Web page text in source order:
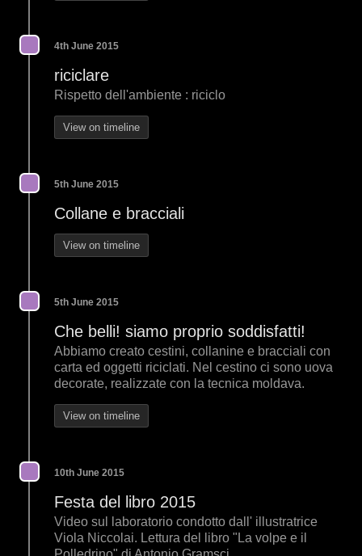
4th June 2015
riciclare
Rispetto dell'ambiente : riciclo
View on timeline
5th June 2015
Collane e bracciali
View on timeline
5th June 2015
Che belli! siamo proprio soddisfatti!
Abbiamo creato cestini, collanine e bracciali con
carta ed oggetti riciclati. Nel cestino ci sono uova
decorate, realizzate con la tecnica moldava.
View on timeline
10th June 2015
Festa del libro 2015
Video sul laboratorio condotto dall' illustratrice
Viola Niccolai. Lettura del libro "La volpe e il